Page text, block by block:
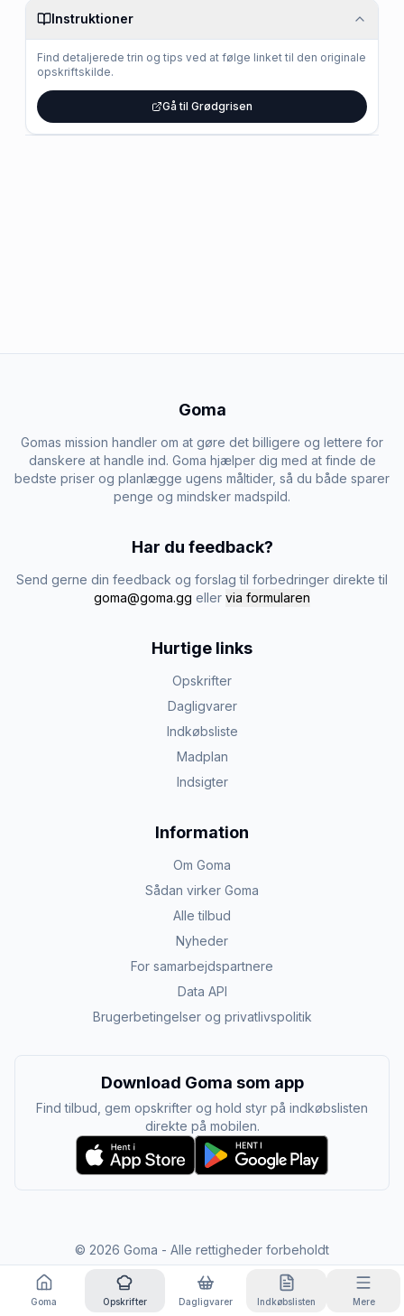
Instruktioner
Find detaljerede trin og tips ved at følge linket til den originale
opskriftskilde.
Gå til Grødgrisen
Goma
Gomas mission handler om at gøre det billigere og lettere for
danskere at handle ind. Goma hjælper dig med at finde de
bedste priser og planlægge ugens måltider, så du både sparer
penge og mindsker madspild.
Har du feedback?
Send gerne din feedback og forslag til forbedringer direkte til
goma@goma.gg eller via formularen
Hurtige links
Opskrifter
Dagligvarer
Indkøbsliste
Madplan
Indsigter
Information
Om Goma
Sådan virker Goma
Alle tilbud
Nyheder
For samarbejdspartnere
Data API
Brugerbetingelser og privatlivspolitik
Download Goma som app
Find tilbud, gem opskrifter og hold styr på indkøbslisten
direkte på mobilen.
© 2026 Goma - Alle rettigheder forbeholdt
Goma Opskrifter Dagligvarer Indkøbslisten Mere